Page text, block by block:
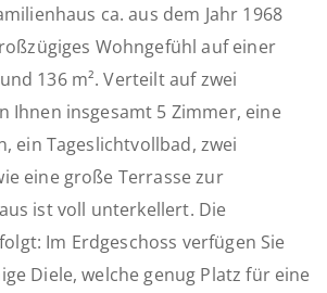
ca. aus dem Jahr 1968
Wohngefühl auf einer
136 m². Verteilt auf zwei
Ihnen insgesamt 5 Zimmer, eine
ein Tageslichtvollbad, zwei
eine große Terrasse zur
ist voll unterkellert. Die
Im Erdgeschoss verfügen Sie
Diele, welche genug Platz für eine